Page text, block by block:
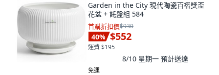
Garden in the City 現代陶瓷百褶獎盃
花盆 + 託盤組 584
首購折扣價$930
40% $552
運費 $195
8/10 星期一 預計送達
免運